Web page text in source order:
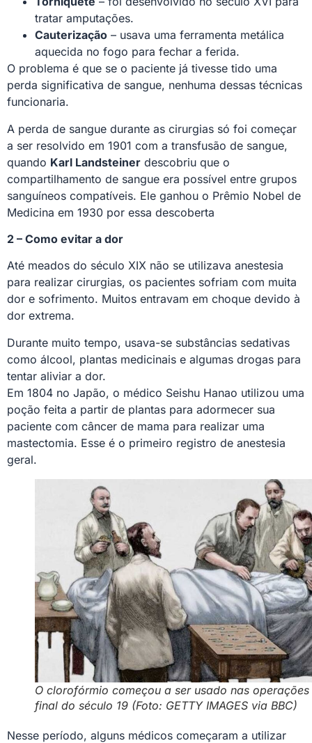
tratar amputações.
Cauterização – usava uma ferramenta metálica
aquecida no fogo para fechar a ferida.
O problema é que se o paciente já tivesse tido uma
perda significativa de sangue, nenhuma dessas técnicas
funcionaria.
A perda de sangue durante as cirurgias só foi começar
a ser resolvido em 1901 com a transfusão de sangue,
quando Karl Landsteiner descobriu que o
compartilhamento de sangue era possível entre grupos
sanguíneos compatíveis. Ele ganhou o Prêmio Nobel de
Medicina em 1930 por essa descoberta
2 – Como evitar a dor
Até meados do século XIX não se utilizava anestesia
para realizar cirurgias, os pacientes sofriam com muita
dor e sofrimento. Muitos entravam em choque devido à
dor extrema.
Durante muito tempo, usava-se substâncias sedativas
como álcool, plantas medicinais e algumas drogas para
tentar aliviar a dor.
Em 1804 no Japão, o médico Seishu Hanao utilizou uma
poção feita a partir de plantas para adormecer sua
paciente com câncer de mama para realizar uma
mastectomia. Esse é o primeiro registro de anestesia
geral.
O clorofórmio começou a ser usado nas operações
final do século 19 (Foto: GETTY IMAGES via BBC)
Nesse período, alguns médicos começaram a utilizar